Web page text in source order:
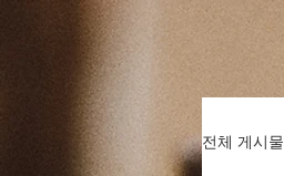
전체 게시물